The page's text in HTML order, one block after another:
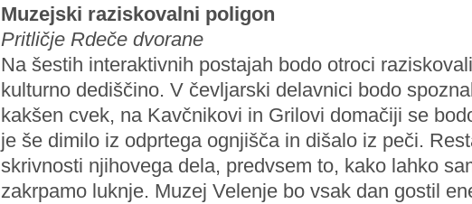
Muzejski raziskovalni poligon
Pritličje Rdeče dvorane
Na šestih interaktivnih postajah bodo otroci
kulturno dediščino. V čevljarski delavnici bodo
kakšen cvek, na Kavčnikovi in Grilovi domačiji se
je še dimilo iz odprtega ognjišča in dišalo iz peči.
skrivnosti njihovega dela, predvsem to, kako lahko
zakrpamo luknje. Muzej Velenje bo vsak dan gostil